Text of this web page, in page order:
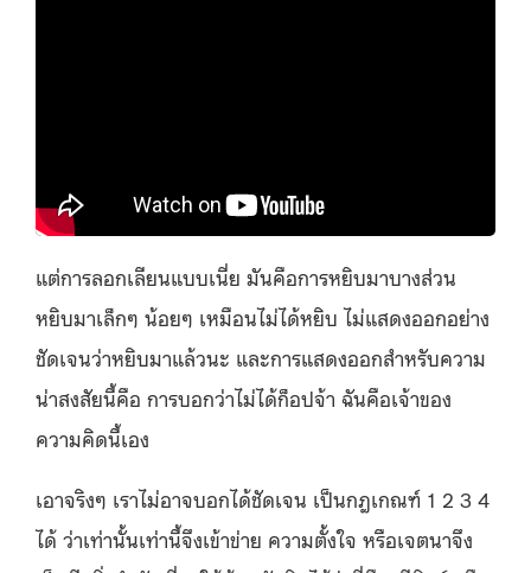
แต่การลอกเลียนแบบเนี่ย มันคือการหยิบมาบางส่วน
หยิบมาเล็กๆ น้อยๆ เหมือนไม่ได้หยิบ ไม่แสดงออกอย่าง
ชัดเจนว่าหยิบมาแล้วนะ และการแสดงออกสำหรับความ
น่าสงสัยนี้คือ การบอกว่าไม่ได้ก็อปจ้า ฉันคือเจ้าของ
ความคิดนี้เอง
เอาจริงๆ เราไม่อาจบอกได้ชัดเจน เป็นกฎเกณฑ์ 1 2 3 4
ได้ ว่าเท่านั้นเท่านี้จึงเข้าข่าย ความตั้งใจ หรือเจตนาจึง